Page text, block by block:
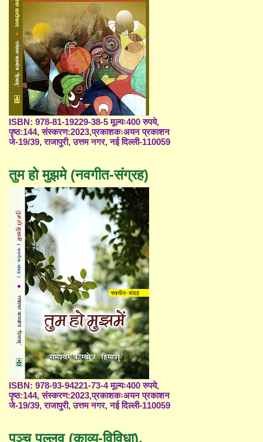
ISBN: 978-81-19229-38-5 मूल्यः400 रुपये,
पृष्ठ:144, संस्करण:2023,प्रकाशकःअयन प्रकाशन
जे-19/39, राजापुरी, उत्तम नगर, नई दिल्ली-110059
तुम हो मुझमे (नवगीत-संग्रह)
ISBN: 978-93-94221-73-4 मूल्यः400 रुपये,
पृष्ठ:144, संस्करण:2023,प्रकाशकःअयन प्रकाशन
जे-19/39, राजापुरी, उत्तम नगर, नई दिल्ली-110059
पञ्च पल्लव (काव्य-विविधा),